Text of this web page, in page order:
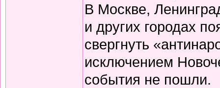
В Москве,
и других городах
свергнуть
исключением
события не пошли.